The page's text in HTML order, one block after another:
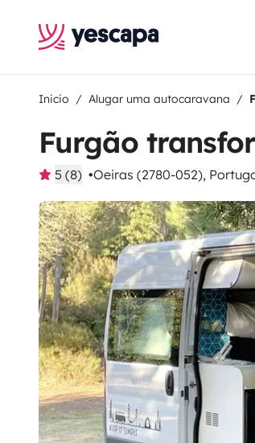
Inicio Alugar uma autocaravana
Furgão
5 (8) Oeiras (2780-052),